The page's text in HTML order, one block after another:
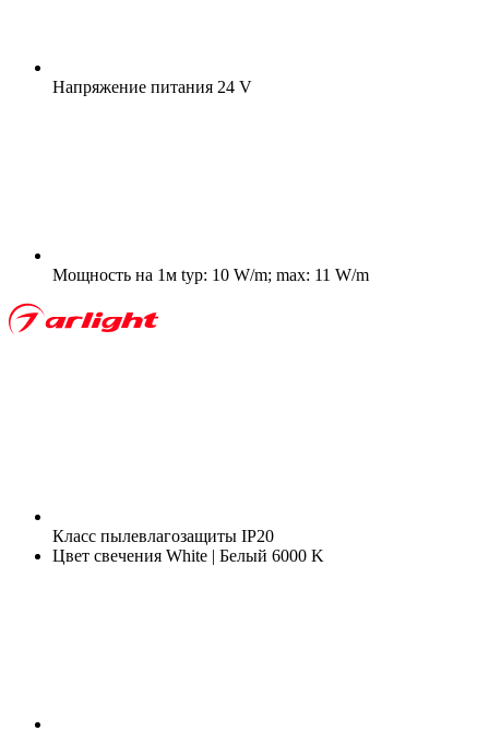
Напряжение питания 24 V
Мощность на 1м typ: 10 W/m; max: 11 W/m
Класс пылевлагозащиты IP20
Цвет свечения White | Белый 6000 K